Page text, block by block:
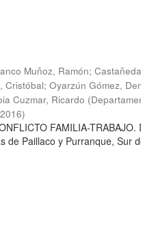
Muñoz, Ramón;
Cristóbal;Oyarzún Gómez,
Cuzmar, Ricardo (
2016)
FAMILIA-TRABAJO.
de Paillaco y Purranque, Sur